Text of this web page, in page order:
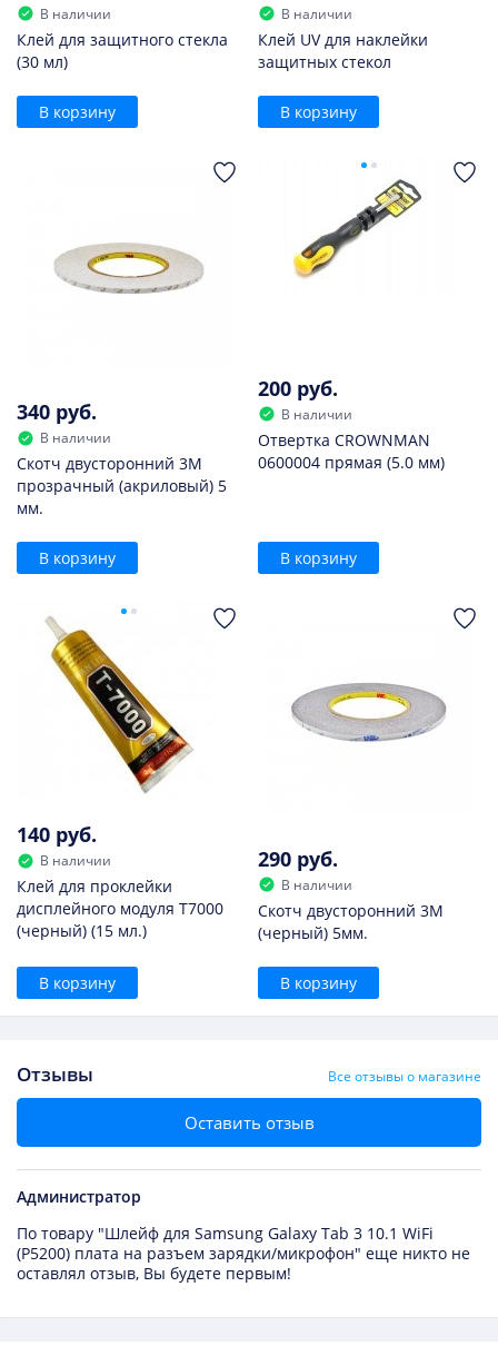
В наличии
Клей для защитного стекла
(30 мл)
В корзину
В наличии
Клей UV для наклейки
защитных стекол
В корзину
340 руб.
В наличии
Скотч двусторонний 3M
прозрачный (акриловый) 5
мм.
В корзину
200 руб.
В наличии
Отвертка CROWNMAN
0600004 прямая (5.0 мм)
В корзину
140 руб.
В наличии
Клей для проклейки
дисплейного модуля T7000
(черный) (15 мл.)
В корзину
290 руб.
В наличии
Скотч двусторонний 3M
(черный) 5мм.
В корзину
Отзывы Все отзывы о магазине
Оставить отзыв
Администратор
По товару "Шлейф для Samsung Galaxy Tab 3 10.1 WiFi
(P5200) плата на разъем зарядки/микрофон" еще никто не
оставлял отзыв, Вы будете первым!